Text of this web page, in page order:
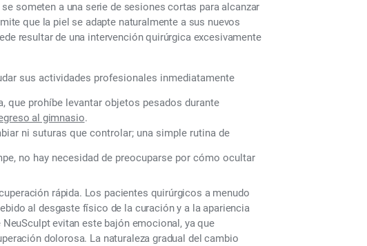
someten a una serie de sesiones cortas para alcanzar
que la piel se adapte naturalmente a sus nuevos
resultar de una intervención quirúrgica excesivamente
sus actividades profesionales inmediatamente
que prohíbe levantar objetos pesados durante
al gimnasio.
ni suturas que controlar; una simple rutina de
no hay necesidad de preocuparse por cómo ocultar
rápida. Los pacientes quirúrgicos a menudo
al desgaste físico de la curación y a la apariencia
evitan este bajón emocional, ya que
dolorosa. La naturaleza gradual del cambio